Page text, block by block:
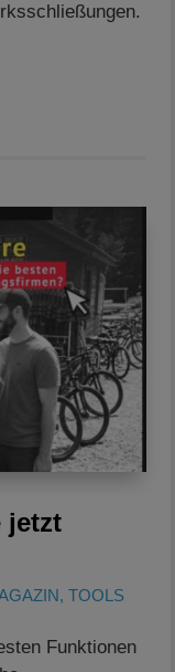
jetzt
,TOOLS
Funktionen